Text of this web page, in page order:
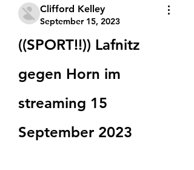
Clifford Kelley
September 15, 2023
((SPORT!!)) Lafnitz
gegen Horn im
streaming 15
September 2023